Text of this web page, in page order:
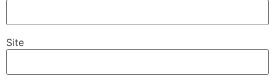
Site